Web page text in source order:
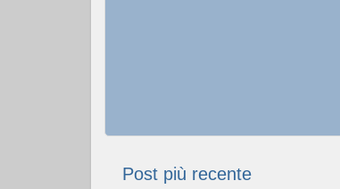
Post più recente